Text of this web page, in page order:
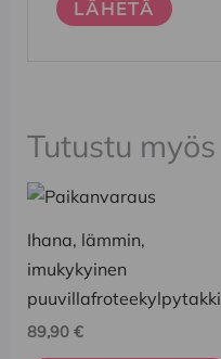
Tutustu myös
Ihana, lämmin,
imukykyinen
puuvillafroteekylpytakki
89,90 €
Tällä
useampi
muunnelma.
Voit